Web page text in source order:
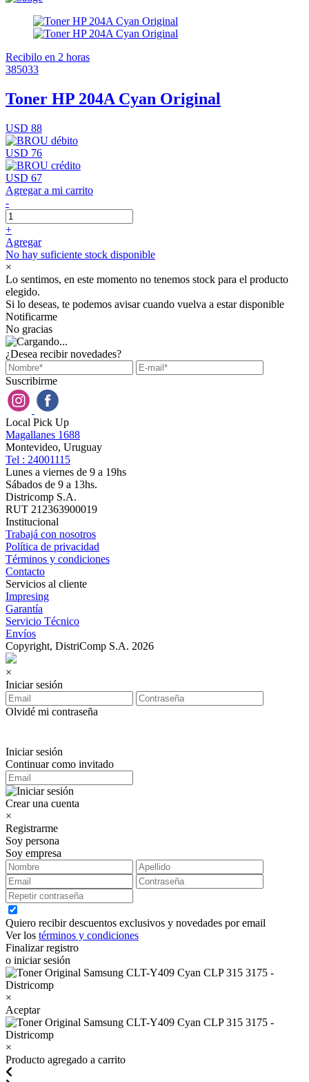
Recibilo en 2 horas
385033
Toner HP 204A Cyan Original
USD 88
USD 76
USD 67
Agregar a mi carrito
-
+
Agregar
No hay suficiente stock disponible
×
Lo sentimos, en este momento no tenemos stock para el producto
elegido.
Si lo deseas, te podemos avisar cuando vuelva a estar disponible
Notificarme
No gracias
¿Desea recibir novedades?
Suscribirme
Local Pick Up
Magallanes 1688
Montevideo, Uruguay
Tel : 24001115
Lunes a viernes de 9 a 19hs
Sábados de 9 a 13hs.
Districomp S.A.
RUT 212363900019
Institucional
Trabajá con nosotros
Política de privacidad
Términos y condiciones
Contacto
Servicios al cliente
Impresing
Garantía
Servicio Técnico
Envíos
Copyright, DistriComp S.A. 2026
×
Iniciar sesión
Olvidé mi contraseña
Iniciar sesión
Continuar como invitado
Crear una cuenta
×
Registrarme
Soy persona
Soy empresa
Quiero recibir descuentos exclusivos y novedades por email
Ver los términos y condiciones
Finalizar registro
o iniciar sesión
×
Aceptar
×
Producto agregado a carrito